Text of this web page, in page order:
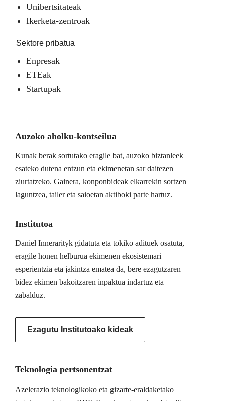
Unibertsitateak
Ikerketa-zentroak
Sektore pribatua
Enpresak
ETEak
Startupak
Auzoko aholku-kontseilua
Kunak berak sortutako eragile bat, auzoko biztanleek
esateko dutena entzun eta ekimenetan sar daitezen
ziurtatzeko. Gainera, konponbideak elkarrekin sortzen
laguntzea, tailer eta saioetan aktiboki parte hartuz.
Institutoa
Daniel Innerarityk gidatuta eta tokiko adituek osatuta,
eragile honen helburua ekimenen ekosistemari
esperientzia eta jakintza ematea da, bere ezagutzaren
bidez ekimen bakoitzaren inpaktua indartuz eta
zabalduz.
Ezagutu Institutoako kideak
Teknologia pertsonentzat
Azelerazio teknologikoko eta gizarte-eraldaketako